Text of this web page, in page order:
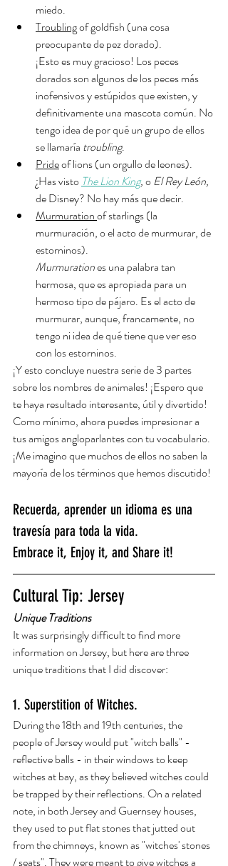
miedo.
Troubling of goldfish (una cosa
preocupante de pez dorado).
¡Esto es muy gracioso! Los peces
dorados son algunos de los peces más
inofensivos y estúpidos que existen, y
definitivamente una mascota común. No
tengo idea de por qué un grupo de ellos
se llamaría troubling.
Pride of lions (un orgullo de leones).
¿Has visto The Lion King, o El Rey León,
de Disney? No hay más que decir.
Murmuration of starlings (la
murmuración, o el acto de murmurar, de
estorninos).
Murmuration es una palabra tan
hermosa, que es apropiada para un
hermoso tipo de pájaro. Es el acto de
murmurar, aunque, francamente, no
tengo ni idea de qué tiene que ver eso
con los estorninos.
¡Y esto concluye nuestra serie de 3 partes
sobre los nombres de animales! ¡Espero que
te haya resultado interesante, útil y divertido!
Como mínimo, ahora puedes impresionar a
tus amigos angloparlantes con tu vocabulario.
¡Me imagino que muchos de ellos no saben la
mayoría de los términos que hemos discutido!
Recuerda, aprender un idioma es una
travesía para toda la vida.
Embrace it, Enjoy it, and Share it!
Cultural Tip: Jersey
Unique Traditions
It was surprisingly difficult to find more
information on Jersey, but here are three
unique traditions that I did discover:
1. Superstition of Witches.
During the 18th and 19th centuries, the
people of Jersey would put "witch balls" -
reflective balls - in their windows to keep
witches at bay, as they believed witches could
be trapped by their reflections. On a related
note, in both Jersey and Guernsey houses,
they used to put flat stones that jutted out
from the chimneys, known as "witches' stones
/ seats". They were meant to give witches a